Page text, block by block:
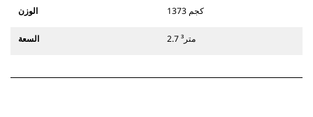
الوزن 1373 كجم
السعة 2.7 متر³